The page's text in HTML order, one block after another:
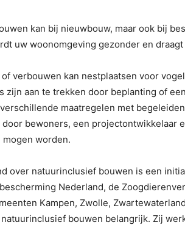
kan bij nieuwbouw, maar ook bij
uw woonomgeving gezonder en
verbouwen kan nestplaatsen voor
zijn aan te trekken door beplanting of
maatregelen met
bewoners, een projectontwikkelaar
worden.
over natuurinclusief bouwen is een
Nederland, de
Kampen, Zwolle,
bouwen belangrijk. Zij